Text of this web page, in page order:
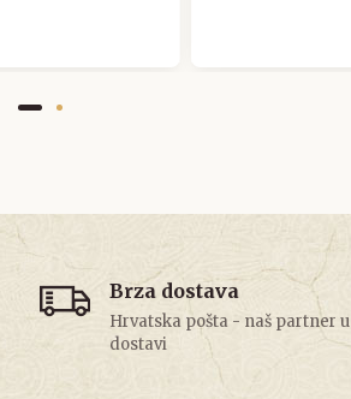
Brza dostava
Hrvatska pošta - naš partner u
dostavi